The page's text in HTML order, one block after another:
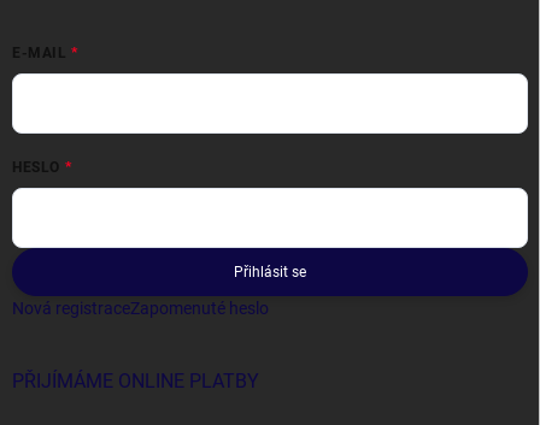
E-MAIL
HESLO
Přihlásit se
Nová registraceZapomenuté heslo
PŘIJÍMÁME ONLINE PLATBY